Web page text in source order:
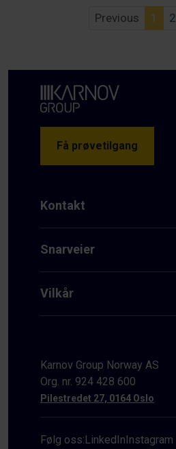
Previous 1 2
Få prøvetilgang
Kontakt
Snarveier
Vilkår
Karnov Group Norway AS
Org. nr. 924 428 600
Pilestredet 27, 0164 Oslo
Følg oss:LinkedInInstagram